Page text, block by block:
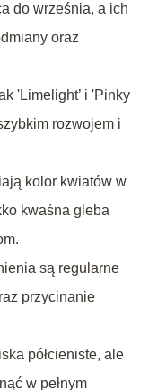
do września, a ich
oraz
'Limelight’ i 'Pinky
rozwojem i
kolor kwiatów w
kwaśna gleba
są regularne
przycinanie
półcieniste, ale
w pełnym